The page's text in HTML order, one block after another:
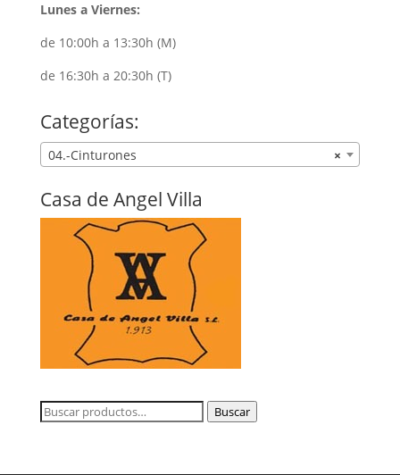
Lunes a Viernes:
de 10:00h a 13:30h (M)
de 16:30h a 20:30h (T)
Categorías:
×
04.-Cinturones
Casa de Angel Villa
Buscar
Buscar